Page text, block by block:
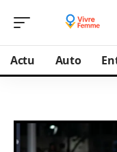
Actu Auto